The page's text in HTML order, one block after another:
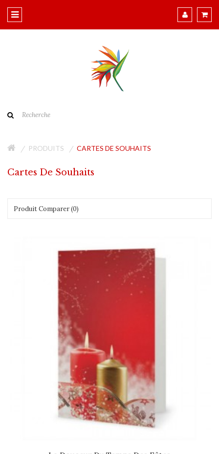
PRODUITS CARTES DE SOUHAITS
Cartes De Souhaits
Produit Comparer (0)